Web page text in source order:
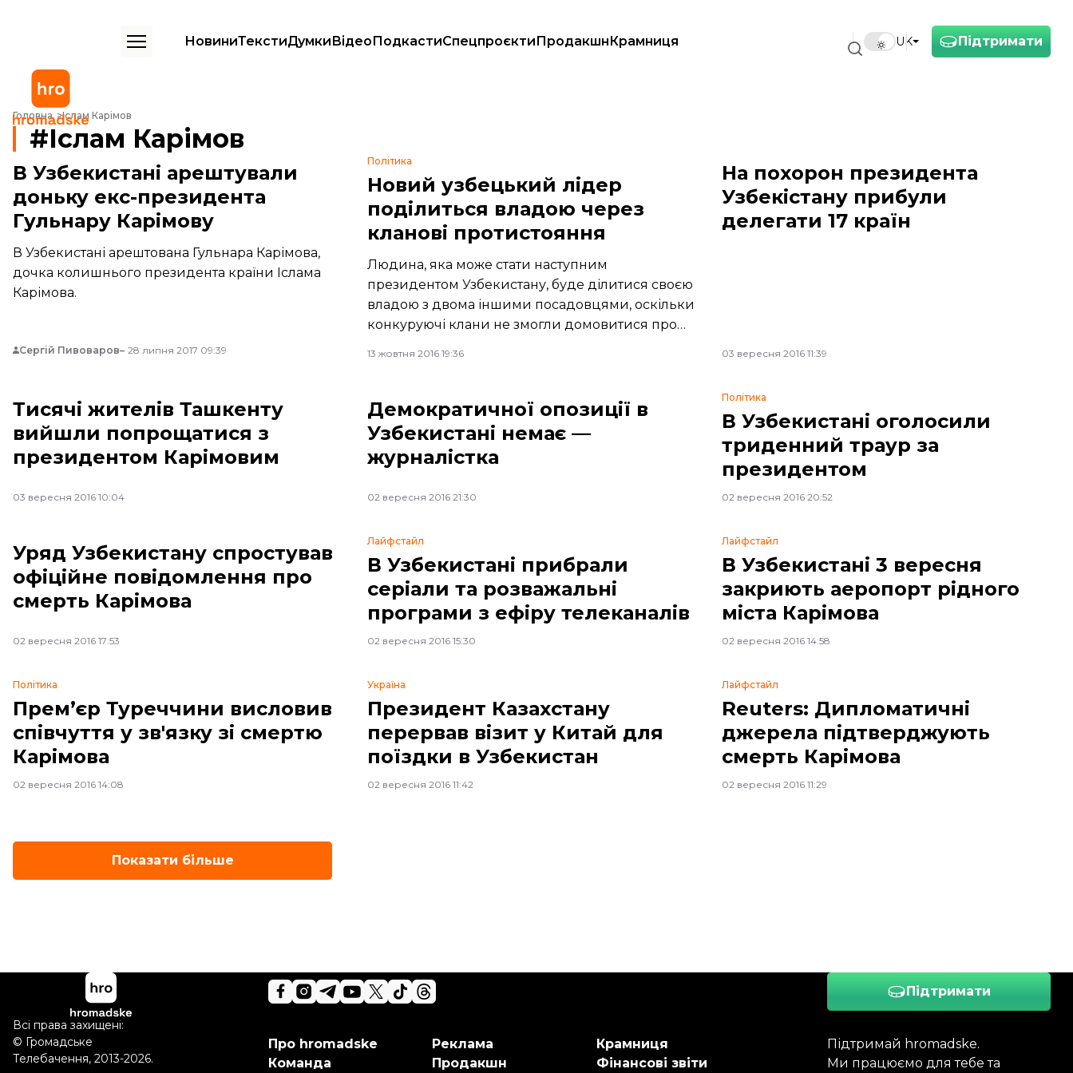
Підтримати
UK
НовиниТекстиДумкиВідеоПодкастиСпецпроєктиПродакшнКрамниця
Головна Іслам Карімов
Іслам Карімов
В Узбекистані арештували
доньку екс-президента
Гульнару Карімову
В Узбекистані арештована Гульнара Карімова,
дочка колишнього президента країни Іслама
Карімова.
Сергій Пивоваров 28 липня 2017 09:39
Політика
Новий узбецький лідер
поділиться владою через
кланові протистояння
Людина, яка може стати наступним
президентом Узбекистану, буде ділитися своєю
владою з двома іншими посадовцями, оскільки
конкуруючі клани не змогли домовитися про
13 жовтня 2016 19:36
На похорон президента
Узбекістану прибули
делегати 17 країн
03 вересня 2016 11:39
Тисячі жителів Ташкенту
вийшли попрощатися з
президентом Карімовим
03 вересня 2016 10:04
Демократичної опозиції в
Узбекистані немає —
журналістка
02 вересня 2016 21:30
Політика
В Узбекистані оголосили
триденний траур за
президентом
02 вересня 2016 20:52
Уряд Узбекистану спростував
офіційне повідомлення про
смерть Карімова
02 вересня 2016 17:53
Лайфстайл
В Узбекистані прибрали
серіали та розважальні
програми з ефіру телеканалів
02 вересня 2016 15:30
Лайфстайл
В Узбекистані 3 вересня
закриють аеропорт рідного
міста Карімова
02 вересня 2016 14:58
Політика
Прем’єр Туреччини висловив
співчуття у зв'язку зі смертю
Карімова
02 вересня 2016 14:08
Україна
Президент Казахстану
перервав візит у Китай для
поїздки в Узбекистан
02 вересня 2016 11:42
Лайфстайл
Reuters: Дипломатичні
джерела підтверджують
смерть Карімова
02 вересня 2016 11:29
Показати більше
Підтримати
Підтримай hromadske.
Ми працюємо для тебе та
Про hromadske
Команда
Реклама
Продакшн
Крамниця
Фінансові звіти
Всі права захищені:
© Громадське
Телебачення, 2013-2026.